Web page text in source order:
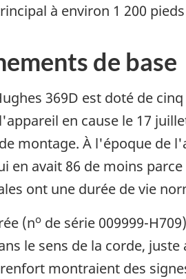
à environ 1 200
de base
369D est doté de
en cause le 17
montage. À l'époque de
en avait 86 de moins
ont une durée de vie
(no de série 009999-
le sens de la corde,
montraient des